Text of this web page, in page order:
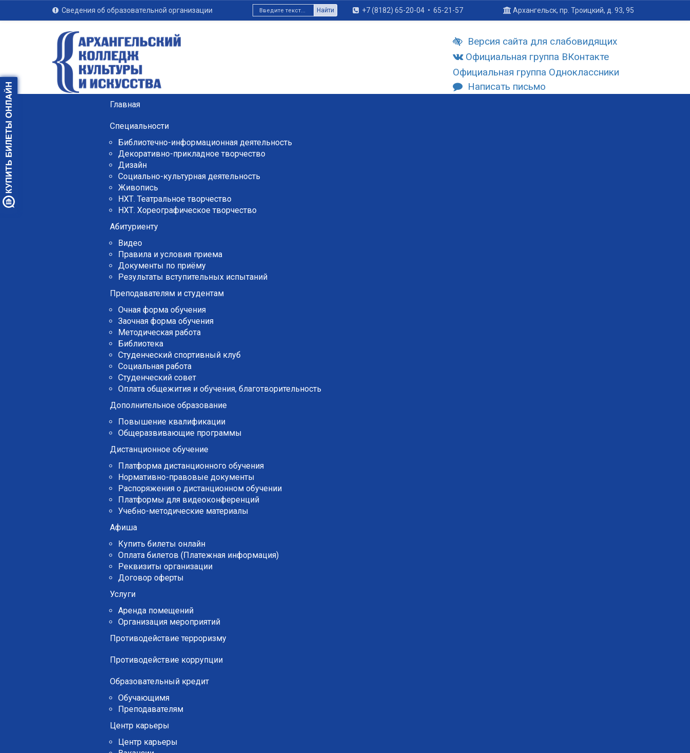
Сведения об образовательной организации Найти +7 (8182) 65-20-04 • 65-21-57 Архангельск, пр. Троицкий, д. 93, 95
Версия сайта для слабовидящих
Официальная группа ВКонтакте
Официальная группа Одноклассники
Написать письмо
Главная
Специальности
Библиотечно-информационная деятельность
Декоративно-прикладное творчество
Дизайн
Социально-культурная деятельность
Живопись
НХТ. Театральное творчество
НХТ. Хореографическое творчество
Абитуриенту
Видео
Правила и условия приема
Документы по приёму
Результаты вступительных испытаний
Преподавателям и студентам
Очная форма обучения
Заочная форма обучения
Методическая работа
Библиотека
Студенческий спортивный клуб
Социальная работа
Студенческий совет
Оплата общежития и обучения, благотворительность
Дополнительное образование
Повышение квалификации
Общеразвивающие программы
Дистанционное обучение
Платформа дистанционного обучения
Нормативно-правовые документы
Распоряжения о дистанционном обучении
Платформы для видеоконференций
Учебно-методические материалы
Афиша
Купить билеты онлайн
Оплата билетов (Платежная информация)
Реквизиты организации
Договор оферты
Услуги
Аренда помещений
Организация мероприятий
Противодействие терроризму
Противодействие коррупции
Образовательный кредит
Обучающимя
Преподавателям
Центр карьеры
Центр карьеры